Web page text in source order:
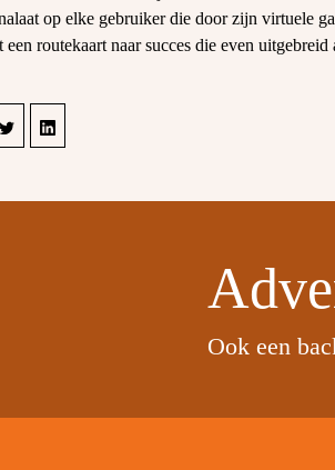
op elke gebruiker die door zijn virtuele
een routekaart naar succes die even
Ook een